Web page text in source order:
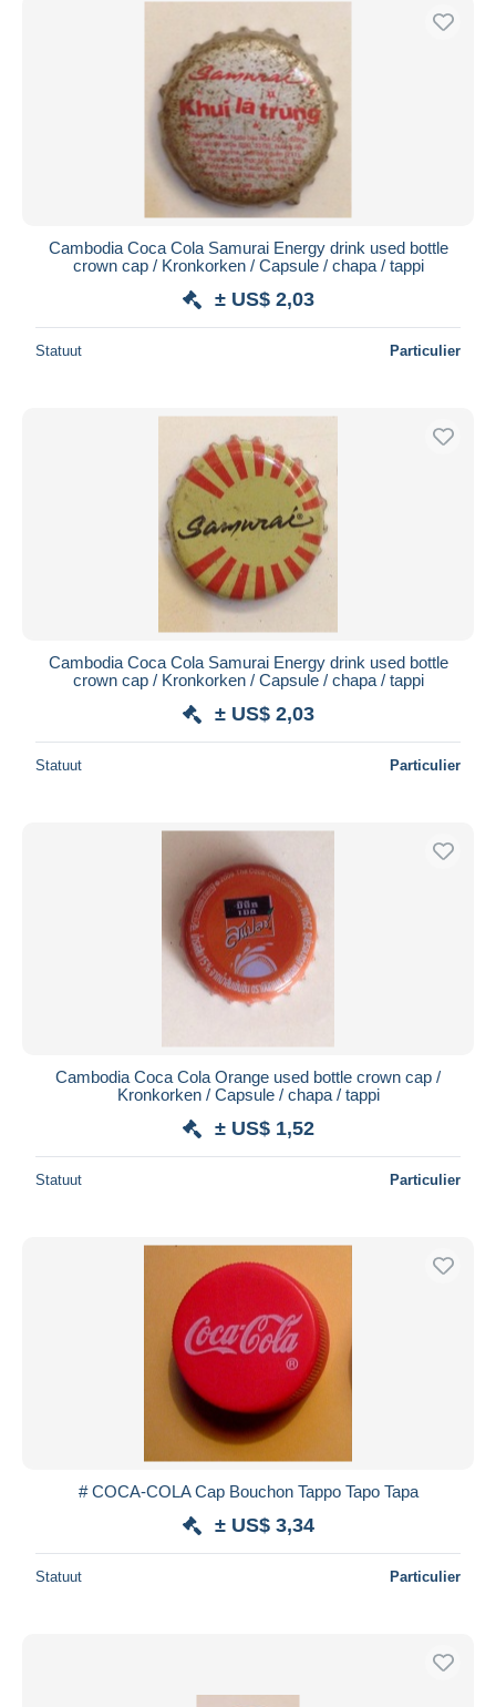
Cambodia Coca Cola Samurai Energy drink used bottle
crown cap / Kronkorken / Capsule / chapa / tappi
± US$ 2,03
Statuut Particulier
Cambodia Coca Cola Samurai Energy drink used bottle
crown cap / Kronkorken / Capsule / chapa / tappi
± US$ 2,03
Statuut Particulier
Cambodia Coca Cola Orange used bottle crown cap /
Kronkorken / Capsule / chapa / tappi
± US$ 1,52
Statuut Particulier
# COCA-COLA Cap Bouchon Tappo Tapo Tapa
± US$ 3,34
Statuut Particulier